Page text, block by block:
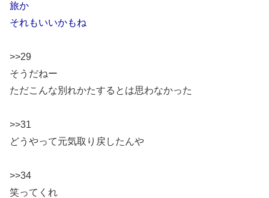
旅か
それもいいかもね
>>29
そうだねー
ただこんな別れかたするとは思わなかった
>>31
どうやって元気取り戻したんや
>>34
笑ってくれ